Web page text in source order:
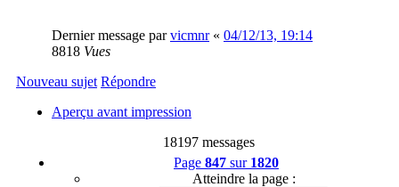
Dernier message parvicmnr« 04/12/13, 19:14
8818 Vues
Nouveau sujet Répondre
Aperçu avant impression
18197 messages
Page 847 sur 1820
Atteindre la page :